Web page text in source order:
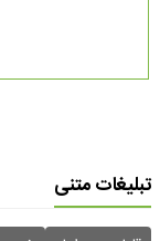
تبلیغات متنی